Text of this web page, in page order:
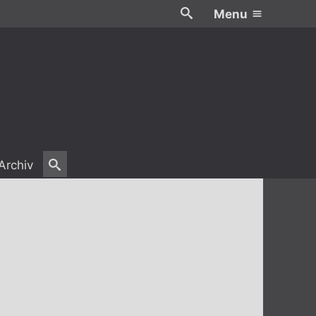
Menu